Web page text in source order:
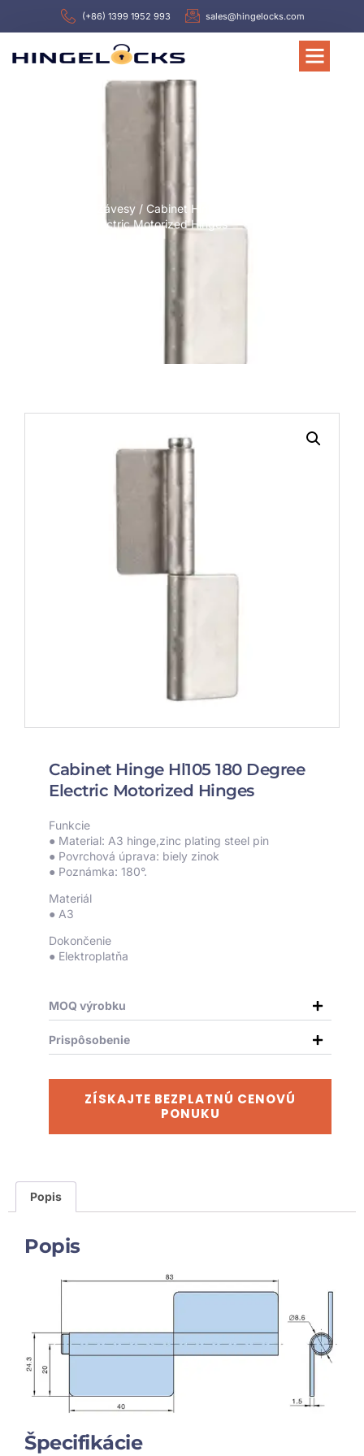
(+86) 1399 1952 993 sales@hingelocks.com
Závesy / Cabinet Hinge Hl105 180
Degree Electric Motorized Hinges
Cabinet Hinge Hl105 180 Degree
Electric Motorized Hinges
Funkcie
● Material: A3 hinge,zinc plating steel pin
● Povrchová úprava: biely zinok
● Poznámka: 180°.
Materiál
● A3
Dokončenie
● Elektroplatňa
MOQ výrobku
Prispôsobenie
ZÍSKAJTE BEZPLATNÚ CENOVÚ
PONUKU
Popis
Popis
Špecifikácie